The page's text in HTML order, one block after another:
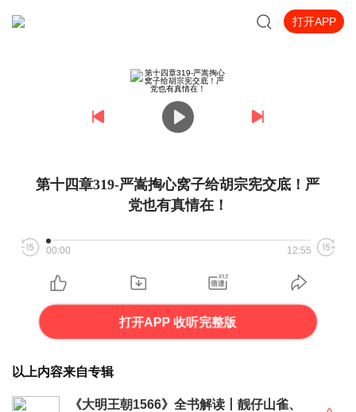
打开APP
第十四章319-严嵩掏心窝子给胡宗宪交底！严
党也有真情在！
00:00 12:55
打开APP 收听完整版
以上内容来自专辑
《大明王朝1566》全书解读丨靓仔山雀、